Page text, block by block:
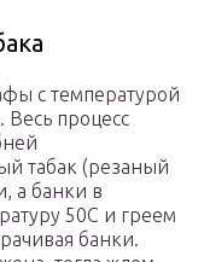
с температурой
Весь процесс
табак (резаный
а банки в
50С и греем
банки.